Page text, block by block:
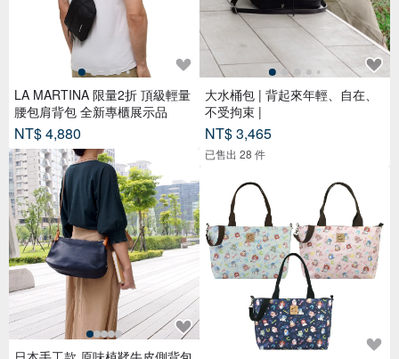
LA MARTINA 限量2折 頂級輕量
腰包肩背包 全新專櫃展示品
NT$ 4,880
大水桶包 | 背起來年輕、自在、
不受拘束 |
NT$ 3,465
已售出 28 件